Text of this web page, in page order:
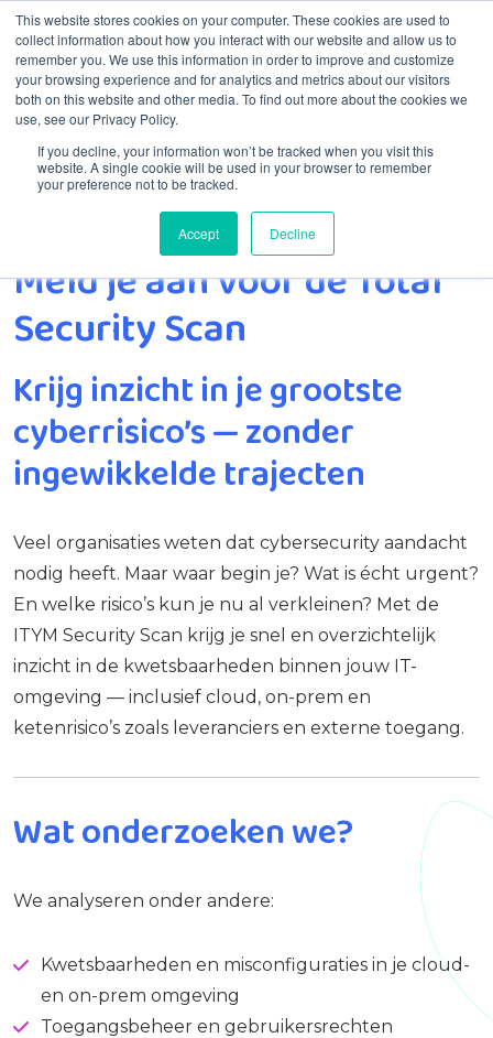
This website stores cookies on your computer. These cookies are used to
collect information about how you interact with our website and allow us to
remember you. We use this information in order to improve and customize
your browsing experience and for analytics and metrics about our visitors
both on this website and other media. To find out more about the cookies we
use, see our Privacy Policy.
If you decline, your information won’t be tracked when you visit this
website. A single cookie will be used in your browser to remember
your preference not to be tracked.
Accept Decline
Menu
Meld je aan voor de Total Security Scan
Meld je aan voor de Total
Security Scan
Krijg inzicht in je grootste
cyberrisico’s — zonder
ingewikkelde trajecten
Veel organisaties weten dat cybersecurity aandacht
nodig heeft. Maar waar begin je? Wat is écht urgent?
En welke risico’s kun je nu al verkleinen? Met de
ITYM Security Scan krijg je snel en overzichtelijk
inzicht in de kwetsbaarheden binnen jouw IT-
omgeving — inclusief cloud, on-prem en
ketenrisico’s zoals leveranciers en externe toegang.
Wat onderzoeken we?
We analyseren onder andere:
Kwetsbaarheden en misconfiguraties in je cloud-
en on-prem omgeving
Toegangsbeheer en gebruikersrechten